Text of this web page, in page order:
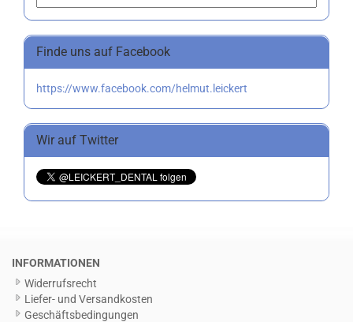
Finde uns auf Facebook
https://www.facebook.com/helmut.leickert
Wir auf Twitter
INFORMATIONEN
Widerrufsrecht
Liefer- und Versandkosten
Geschäftsbedingungen